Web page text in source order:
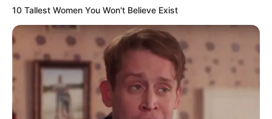
(foto: instagram/marshatimothy)
10 Tallest Women You Won't Believe Exist